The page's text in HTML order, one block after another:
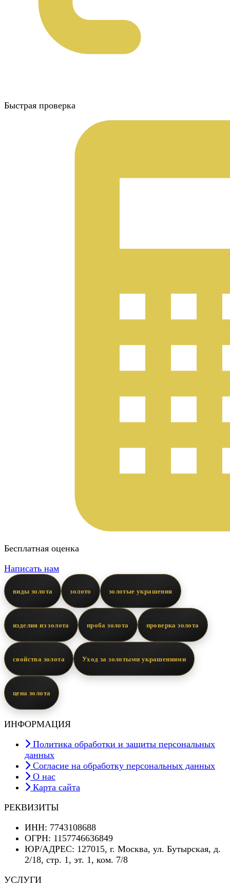
Быстрая проверка
Бесплатная оценка
Написать нам
виды золота золото золотые украшения
изделия из золота проба золота проверка золота
свойства золота Уход за золотыми украшениями
цена золота
ИНФОРМАЦИЯ
Политика обработки и защиты персональных
данных
Согласие на обработку персональных данных
О нас
Карта сайта
РЕКВИЗИТЫ
ИНН: 7743108688
ОГРН: 1157746636849
ЮР/АДРЕС: 127015, г. Москва, ул. Бутырская, д.
2/18, стр. 1, эт. 1, ком. 7/8
УСЛУГИ